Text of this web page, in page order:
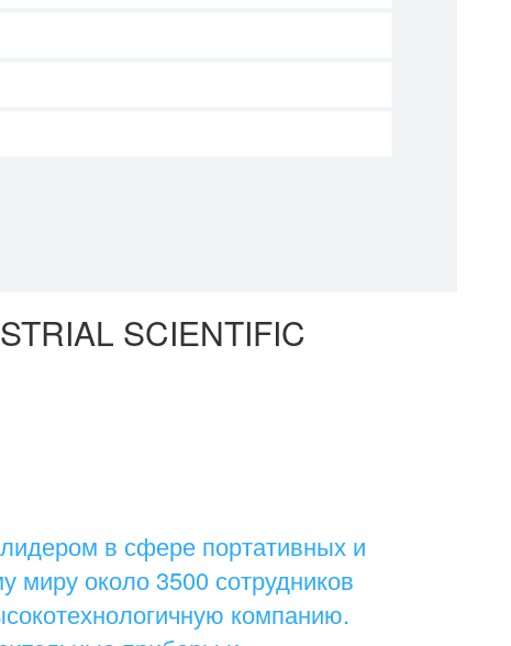
SCIENTIFIC
в сфере портативных и
миру около 3500 сотрудников
компанию.